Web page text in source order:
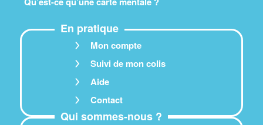
En pratique
Mon compte
Suivi de mon colis
Aide
Contact
Qui sommes-nous ?